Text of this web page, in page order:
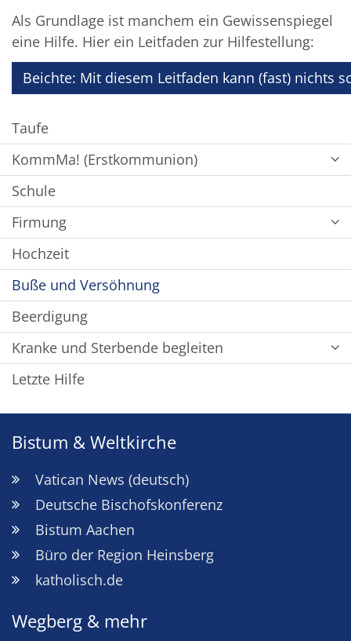
Als Grundlage ist manchem ein Gewissenspiegel
eine Hilfe. Hier ein Leitfaden zur Hilfestellung:
Beichte: Mit diesem Leitfaden kann (fast) nichts
Taufe
KommMa! (Erstkommunion)
Schule
Firmung
Hochzeit
Buße und Versöhnung
Beerdigung
Kranke und Sterbende begleiten
Letzte Hilfe
Bistum & Weltkirche
Vatican News (deutsch)
Deutsche Bischofskonferenz
Bistum Aachen
Büro der Region Heinsberg
katholisch.de
Wegberg & mehr